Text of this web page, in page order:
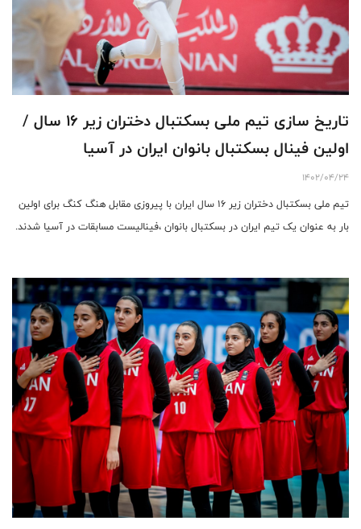
تاریخ سازی تیم ملی بسکتبال دختران زیر ۱۶ سال /
اولین فینال بسکتبال بانوان ایران در آسیا
1402/04/24
تیم ملی بسکتبال دختران زیر ۱۶ سال ایران با پیروزی مقابل هنگ کنگ برای اولین
بار به عنوان یک تیم ایران در بسکتبال بانوان ،فینالیست مسابقات در آسیا شدند.